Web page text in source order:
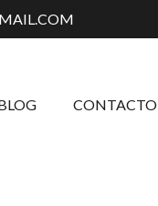
CONTACTO
Carrito